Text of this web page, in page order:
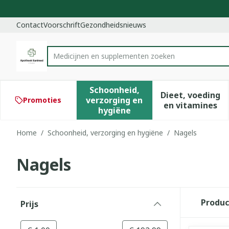
ContactVoorschriftGezondheidsnieuws
Product, merk, categorie...
Promoties
Schoonheid,
verzorging en
hygiëne
Toon submenu voor
Dieet, voeding
en vitamines
Toon
Home / Schoonheid, verzorging en hygiëne / Nagels
Nagels
Prijs